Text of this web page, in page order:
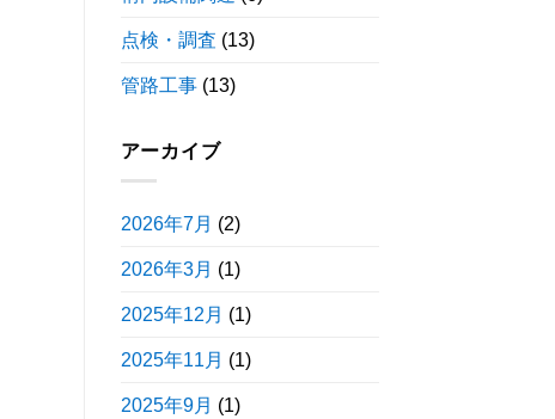
点検・調査 (13)
管路工事(13)
アーカイブ
2026年7月 (2)
2026年3月 (1)
2025年12月 (1)
2025年11月 (1)
2025年9月 (1)